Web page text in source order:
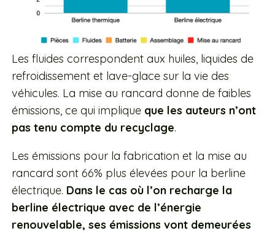
Les fluides correspondent aux huiles, liquides de
refroidissement et lave-glace sur la vie des
véhicules. La mise au rancard donne de faibles
émissions, ce qui implique que les auteurs n’ont
pas tenu compte du recyclage.
Les émissions pour la fabrication et la mise au
rancard sont 66% plus élevées pour la berline
électrique. Dans le cas où l’on recharge la
berline électrique avec de l’énergie
renouvelable, ses émissions vont demeurées